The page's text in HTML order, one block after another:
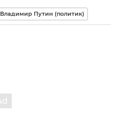
Владимир Путин (политик)